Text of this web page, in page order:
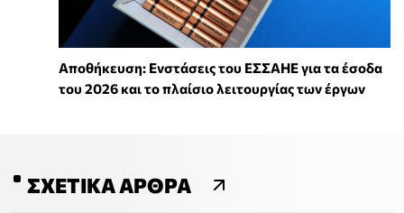
Αποθήκευση: Ενστάσεις του ΕΣΣΑΗΕ για τα έσοδα
του 2026 και το πλαίσιο λειτουργίας των έργων
ΣΧΕΤΙΚΆ ΆΡΘΡΑ